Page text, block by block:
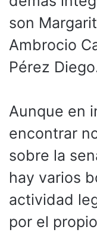
son
Ambrocio
Pérez
Aunque en
encontrar
sobre la
hay varios
actividad
por el